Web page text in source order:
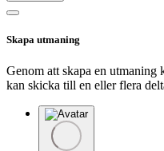
Skapa utmaning
Genom att skapa en
kan skicka till en eller flera